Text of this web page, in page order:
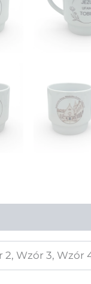
2, Wzór 3, Wzór